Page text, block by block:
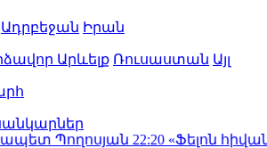
Ադրբեջան Իրան
Արևելք Ռուսաստան Այլ
Պողոսյան22:20«Ֆելոն